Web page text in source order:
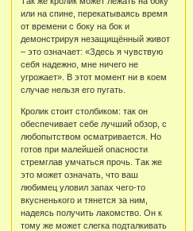
или на спине, перекатываясь время
от времени с боку на бок и
демонстрируя незащищённый живот
– это означает: «Здесь я чувствую
себя надежно, мне ничего не
угрожает». В этот момент ни в коем
случае нельзя его пугать.
Кролик стоит столбиком: так он
обеспечивает себе лучший обзор, с
любопытством осматривается. Но
готов при малейшей опасности
стремглав умчаться прочь. Так же
это может означать, что ваш
любимец уловил запах чего-то
вкусненького и тянется за ним,
надеясь получить лакомство. Он к
тому же может слегка подталкивать